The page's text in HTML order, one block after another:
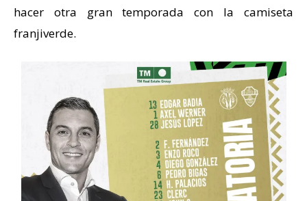
hacer otra gran temporada con la camiseta
franjiverde.